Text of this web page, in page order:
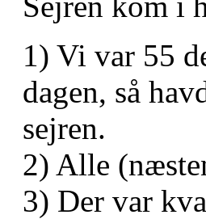
1) Vi var 55
dagen, så
sejren.
2) Alle
3) Der var